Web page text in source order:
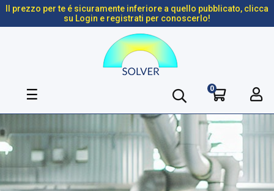
Il prezzo per te é sicuramente inferiore a quello pubblicato, clicca
su Login e registrati per conoscerlo!
navigazione
☰ 0